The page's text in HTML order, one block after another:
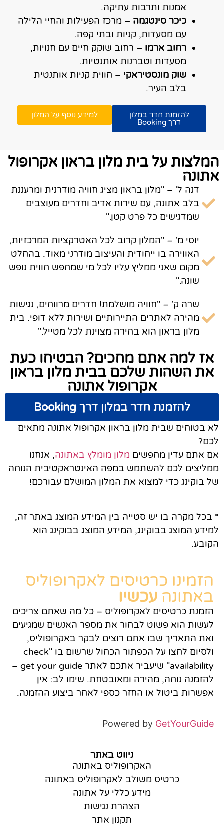
אמנות ותרבות עתיקה.
כיכר סינטגמה – מרכז הפעילות והחיי הלילה
עם מסעדות, קניות ובתי קפה.
רחוב ארמו – רחוב שוקק חיים עם חנויות,
מסעדות וטברנות אותנטיות.
שוק מונסטיראקי – חווית קניות אותנטית
בלב העיר.
להזמנת חדר במלון
דרך Booking
למידע נוסף על המלון
המלצות על בית מלון בראון אקרופול
אתונה
דנה ל' – "מלון בראון מציג חוויה מודרנית ומרעננת
בלב אתונה, עם שירות אדיב וחדרים מעוצבים
שמדגישים כל פרט קטן."
יוסי מ' – "המלון קרוב לכל האטרקציות המרכזיות,
האווירה בו ייחודית והעיצוב מודרני מאוד. בהחלט
מקום שאני ממליץ עליו לכל מי שמחפש חווית נופש
שונה."
שרה ק' – "חוויה מושלמת! חדרים מרווחים, נגישות
מהירה לאתרים התיירותיים ושירות ללא דופי. בית
מלון בראון הוא בחירה מצוינת לכל מטייל."
אז למה אתם מחכים? הבטיחו כעת
את השהות שלכם בבית מלון בראון
אקרופול אתונה
להזמנת חדר במלון דרך Booking
לא בטוחים שבית מלון בראון אקרופול אתונה מתאים
לכם?
אם אתם עדין מחפשים מלון מומלץ באתונה, אנחנו
ממליצים לכם להשתמש במפה האינטראקטיבית הנוחה
של בוקינג כדי למצוא את המלון המושלם עבורכם!
* בכל מקרה בו יש סטייה בין המידע המוצג באתר זה,
למידע המוצג בבוקינג, המידע המוצג בבוקינג הוא
הקובע.
הזמינו כרטיסים לאקרופוליס
באתונה עכשיו
הזמנת כרטיסים לאקרופוליס – כל מה שאתם צריכים
לעשות הוא פשוט לבחור את מספר האנשים שמגיעים
ואת התאריך שבו אתם רוצים לבקר באקרופוליס,
ולסיום לחצו על הכפתור הכחול שרשום בו "check
availability" שיעביר אתכם לאתר get your guide –
להזמנה נוחה, מהירה ומאובטחת. שימו לב: אין
אפשרות ביטול או החזר כספי לאחר ביצוע ההזמנה.
Powered by GetYourGuide
ניווט באתר
האקרופוליס באתונה
כרטיס משולב לאקרופוליס באתונה
מידע כללי על אתונה
הצהרת נגישות
תקנון אתר